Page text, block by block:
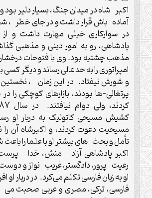
اکبر شاه در میدان جنگ، بسیار دلیر
آماده باش قرار داشت و در جای خطر ،
در سوارکاری خیلی مهارت داشت و
پادشاهی، رو به امور دینی و مذهبی
مذهب چشتیه بود. وی با فتوحات
امپراتوری را به حد عالی رساند و دیگر
و شورش نیفتاد. در این زمان ،
پرتغالی-ها بودند، بازارهای کوچکی را
کشیش مسیحی کاتولیک به دربار او
مسیحیت دعوت کردند، و اکبرشاه آن را
تأمل و بحث های بیشتر او با علما را
اکبر پادشاهی آزاد منش، خدا
رعیت پرور، دادگستر، غریب نواز و
او به زبان فارسی تکلم می‌کرد. در دربار او
فارسی، ترکی، مصری و عربی صحبت می